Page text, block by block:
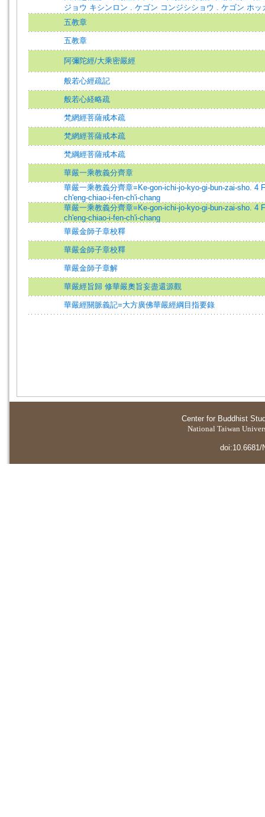
ジョウ キシンロン . ケゴン コンジシショウ . ケゴン ホッ
五教章
五教章
阿彌陀經/大乘密嚴經
般若心經疏記
般若心経略疏
梵網經菩薩戒本疏
梵網經菩薩戒本疏
梵綱經菩薩戒本疏
華嚴一乘教義分齊章
華嚴一乘教義分齊章=Ke-gon-ichi-jo-kyo-gi-bun-zai-sho. 4
ch'eng-chiao-i-fen-ch'i-chang
華嚴一乘教義分齊章=Ke-gon-ichi-jo-kyo-gi-bun-zai-sho. 4
ch'eng-chiao-i-fen-ch'i-chang
華嚴金師子章校釋
華嚴金師子章校釋
華嚴金師子章解
華嚴經旨歸 修華嚴奧旨妄盡還源觀
華嚴經關脈義記=大方廣佛華嚴經綱目指要錄
Center for Buddhist
National Taiwan
doi:10.6681/